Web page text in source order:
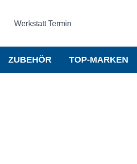
Werkstatt Termin
ZUBEHÖR TOP-MARKEN